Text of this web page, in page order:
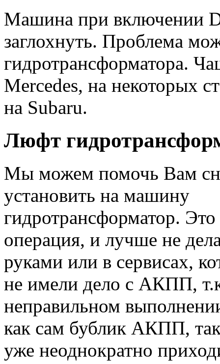
Машина при включении D
заглохнуть. Проблема
гидротрансформатора.
Mercedes, на некоторых
на Subaru.
Люфт
Мы можем помочь Вам
установить на машину
гидротрансформатор. Это
операция, и лучше не
руками или в сервисах,
не имели дело с АКПП,
неправильном
как сам бублик АКПП,
уже неоднократно